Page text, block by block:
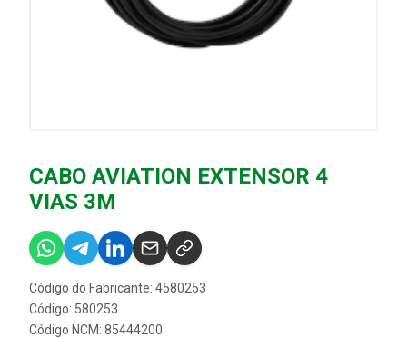
CABO AVIATION EXTENSOR 4
VIAS 3M
Código do Fabricante: 4580253
Código: 580253
Código NCM: 85444200